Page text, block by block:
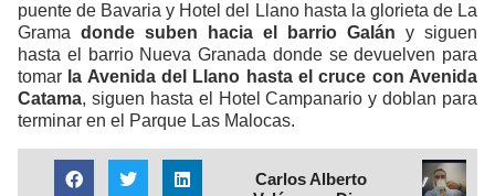
puente de Bavaria y Hotel del Llano hasta la glorieta de La
Grama donde suben hacia el barrio Galán y siguen
hasta el barrio Nueva Granada donde se devuelven para
tomar la Avenida del Llano hasta el cruce con Avenida
Catama, siguen hasta el Hotel Campanario y doblan para
terminar en el Parque Las Malocas.
Carlos Alberto